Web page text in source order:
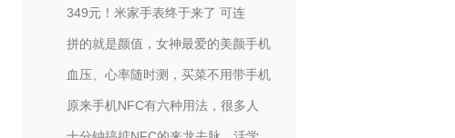
349元！米家手表终于来了 可连
拼的就是颜值，女神最爱的美颜手机
血压、心率随时测，买菜不用带手机
原来手机NFC有六种用法，很多人